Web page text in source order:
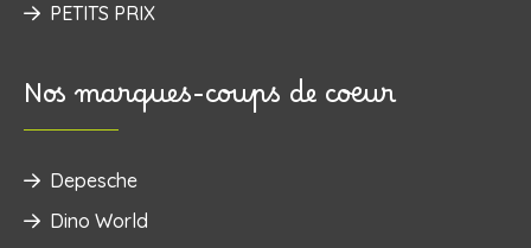
PETITS PRIX
Nos marques-coups de coeur
Depesche
Dino World